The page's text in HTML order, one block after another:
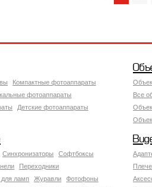
Компактные фотоаппараты
фотоаппараты
Детские фотоаппараты
Все
Синхронизаторы
Софтбоксы
Переходники
ламп Журавли
Фотофоны